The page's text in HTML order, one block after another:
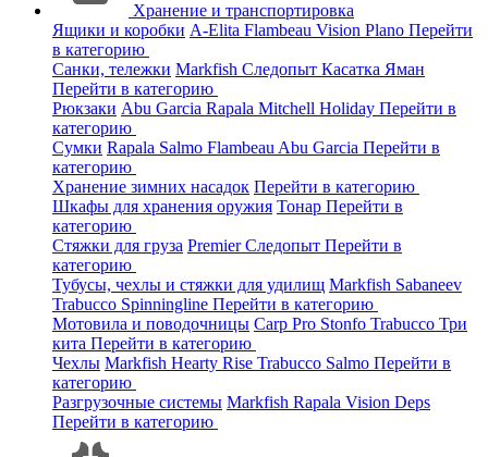
Хранение и транспортировка
Ящики и коробки A-Elita Flambeau Vision Plano Перейти
в категорию
Санки, тележки Markfish Следопыт Касатка Яман
Перейти в категорию
Рюкзаки Abu Garcia Rapala Mitchell Holiday Перейти в
категорию
Сумки Rapala Salmo Flambeau Abu Garcia Перейти в
категорию
Хранение зимних насадок Перейти в категорию
Шкафы для хранения оружия Тонар Перейти в
категорию
Стяжки для груза PremierСледопыт Перейти в
категорию
Тубусы, чехлы и стяжки для удилищ Markfish Sabaneev
Trabucco Spinningline Перейти в категорию
Мотовила и поводочницы Carp Pro Stonfo Trabucco Три
кита Перейти в категорию
Чехлы Markfish Hearty Rise Trabucco Salmo Перейти в
категорию
Разгрузочные системы Markfish Rapala Vision Deps
Перейти в категорию